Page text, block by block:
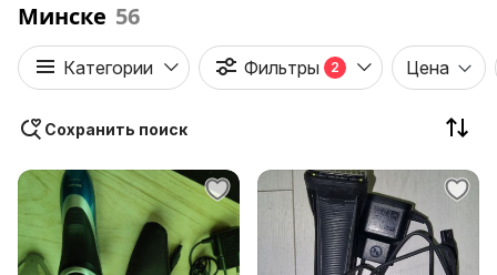
Минске 56
Категории Фильтры 2 Цена
Сохранить поиск